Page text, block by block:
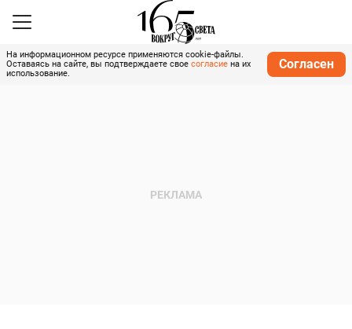
На информационном ресурсе применяются cookie-файлы.
Оставаясь на сайте, вы подтверждаете свое согласие на их
использование.
Согласен